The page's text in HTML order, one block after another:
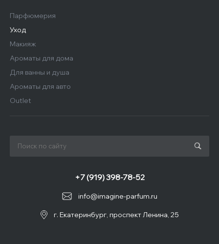
Парфюмерия
Уход
Макияж
Ароматы для дома
Для ванны и душа
Ароматы для авто
Outlet
info@imagine-parfum.ru
+7 (919) 398-78-52
г. Екатеринбург, проспект Ленина, 25